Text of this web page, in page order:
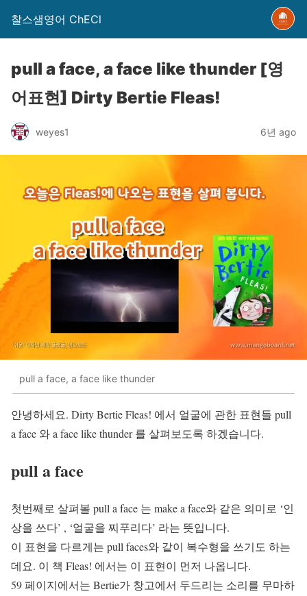
찰스샘영어 ChECl
pull a face, a face like thunder [영
어표현] Dirty Bertie Fleas!
weyes1 6년 ago
pull a face, a face like thunder
안녕하세요. Dirty Bertie Fleas! 에서 얼굴에 관한 표현들 pull
a face 와 a face like thunder 를 살펴보도록 하겠습니다.
pull a face
첫번째로 살펴볼 pull a face 는 make a face와 같은 의미로 ‘인
상을 쓰다’ , ‘얼굴을 찌푸리다’ 라는 뜻입니다.
이 표현을 다르게는 pull faces와 같이 복수형을 쓰기도 하는
데요. 이 책 Fleas! 에서는 이 표현이 먼저 나옵니다.
59 페이지에서는 Bertie가 창고에서 두드리는 소리를 무마하